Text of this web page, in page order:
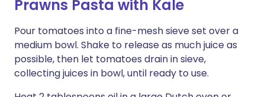
Prawns Pasta with Kale
Pour tomatoes into a fine-mesh sieve set over a
medium bowl. Shake to release as much juice as
possible, then let tomatoes drain in sieve,
collecting juices in bowl, until ready to use.